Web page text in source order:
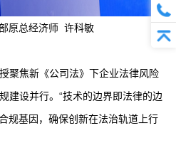
原总经济师 许科敏
聚焦新《公司法》下企业法律风险
建设并行。“技术的边界即法律的边
规基因，确保创新在法治轨道上行